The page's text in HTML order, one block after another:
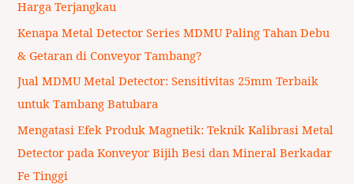
:
Harga Terjangkau
Kenapa Metal Detector Series MDMU Paling Tahan Debu
& Getaran di Conveyor Tambang?
Jual MDMU Metal Detector: Sensitivitas 25mm Terbaik
untuk Tambang Batubara
Mengatasi Efek Produk Magnetik: Teknik Kalibrasi Metal
Detector pada Konveyor Bijih Besi dan Mineral Berkadar
Fe Tinggi